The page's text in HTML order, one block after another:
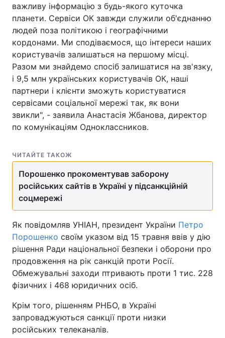
важливу інформацію з будь-якого куточка
планети. Сервіси ОК завжди служили об'єднанню
людей поза політикою і географічними
кордонами. Ми сподіваємося, що інтереси наших
користувачів залишаться на першому місці.
Разом ми знайдемо спосіб залишатися на зв'язку,
і 9,5 млн українських користувачів ОК, наші
партнери і клієнти зможуть користуватися
сервісами соціальної мережі так, як вони
звикли", - заявила Анастасія Жбанова, директор
по комунікаціям Одноклассников.
ЧИТАЙТЕ ТАКОЖ
Порошенко прокоментував заборону
російських сайтів в Україні у підсанкційній
соцмережі
Як повідомляв УНІАН, президент України Петро
Порошенко своїм указом від 15 травня ввів у дію
рішення Ради національної безпеки і оборони про
продовження на рік санкцій проти Росії.
Обмежувальні заходи птривають проти 1 тис. 228
фізичних і 468 юридичних осіб.
Крім того, рішенням РНБО, в Україні
запроваджуються санкції проти низки
російських телеканалів.